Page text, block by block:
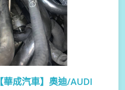
【華成汽車】奧迪/AUDI